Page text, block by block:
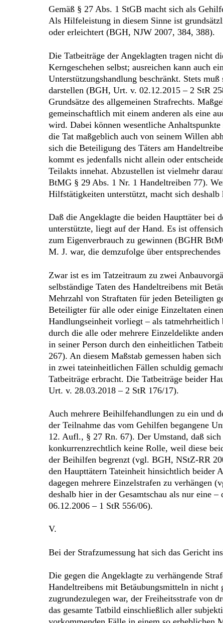
Gemäß § 27 Abs. 1 StGB macht sich als
Als Hilfeleistung in diesem Sinne ist
oder erleichtert (BGH, NJW 2007, 384, 388).
Die Tatbeiträge der Angeklagten tragen nicht
Kerngeschehen selbst; ausreichen kann auch
Unterstützungshandlung beschränkt. Stets
darstellen (BGH, Urt. v. 02.12.2015 – 2 StR
Grundsätze des allgemeinen Strafrechts.
gemeinschaftlich mit einem anderen als eine
wird. Dabei können wesentliche
die Tat maßgeblich auch von seinem Willen
sich die Beteiligung des Täters am
kommt es jedenfalls nicht allein oder
Teilakts innehat. Abzustellen ist vielmehr
BtMG § 29 Abs. 1 Nr. 1 Handeltreiben 77).
Hilfstätigkeiten unterstützt, macht sich
Daß die Angeklagte die beiden Haupttäter bei
unterstützte, liegt auf der Hand. Es ist
zum Eigenverbrauch zu gewinnen (BGHR
M. J. war, die demzufolge über
Zwar ist es im Tatzeitraum zu zwei
selbständige Taten des Handeltreibens mit
Mehrzahl von Straftaten für jeden Beteiligten
Beteiligter für alle oder einige Einzeltaten
Handlungseinheit vorliegt – als tatmehrheitlich
durch die alle oder mehrere Einzeldelikte
in seiner Person durch den einheitlichen
267). An diesem Maßstab gemessen haben
in zwei tateinheitlichen Fällen schuldig
Tatbeiträge erbracht. Die Tatbeiträge beider
Urt. v. 28.03.2018 – 2 StR 176/17).
Auch mehrere Beihilfehandlungen zu ein und
der Teilnahme das vom Gehilfen begangene
12. Aufl., § 27 Rn. 67). Der Umstand, daß
konkurrenzrechtlich keine Rolle, weil diese
der Beihilfen begrenzt (vgl. BGH, NStZ-RR
den Haupttätern Tateinheit hinsichtlich beider
dagegen mehrere Einzelstrafen zu verhängen
deshalb hier in der Gesamtschau als nur eine
06.12.2006 – 1 StR 556/06).
V.
Bei der Strafzumessung hat sich das Gericht
Die gegen die Angeklagte zu verhängende
Handeltreibens mit Betäubungsmitteln in nicht
zugrundezulegen war, der Freiheitsstrafe von
das gesamte Tatbild einschließlich aller